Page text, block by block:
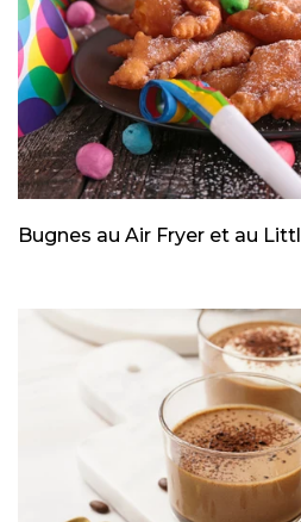
Bugnes au Air Fryer et au